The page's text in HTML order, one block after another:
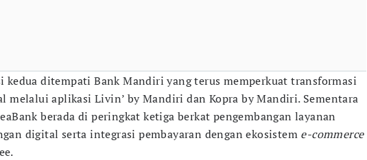
kedua ditempati Bank Mandiri yang terus memperkuat transformasi
melalui aplikasi Livin’ by Mandiri dan Kopra by Mandiri. Sementara
berada di peringkat ketiga berkat pengembangan layanan
digital serta integrasi pembayaran dengan ekosistem e-commerce